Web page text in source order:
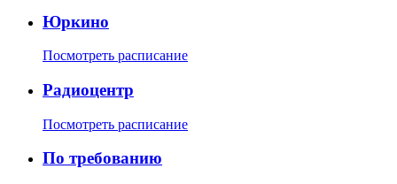
Юркино
Посмотреть расписание
Радиоцентр
Посмотреть расписание
По требованию